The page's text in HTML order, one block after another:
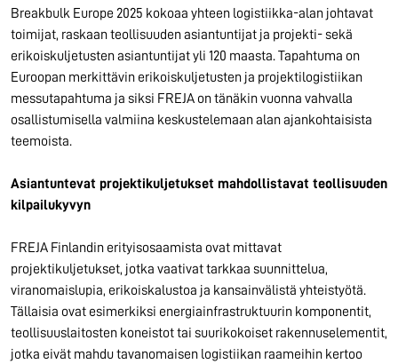
Breakbulk Europe 2025 kokoaa yhteen logistiikka-alan johtavat
toimijat, raskaan teollisuuden asiantuntijat ja projekti- sekä
erikoiskuljetusten asiantuntijat yli 120 maasta. Tapahtuma on
Euroopan merkittävin erikoiskuljetusten ja projektilogistiikan
messutapahtuma ja siksi FREJA on tänäkin vuonna vahvalla
osallistumisella valmiina keskustelemaan alan ajankohtaisista
teemoista.
Asiantuntevat projektikuljetukset mahdollistavat teollisuuden
kilpailukyvyn
FREJA Finlandin erityisosaamista ovat mittavat
projektikuljetukset, jotka vaativat tarkkaa suunnittelua,
viranomaislupia, erikoiskalustoa ja kansainvälistä yhteistyötä.
Tällaisia ovat esimerkiksi energiainfrastruktuurin komponentit,
teollisuuslaitosten koneistot tai suurikokoiset rakennuselementit,
jotka eivät mahdu tavanomaisen logistiikan raameihin kertoo